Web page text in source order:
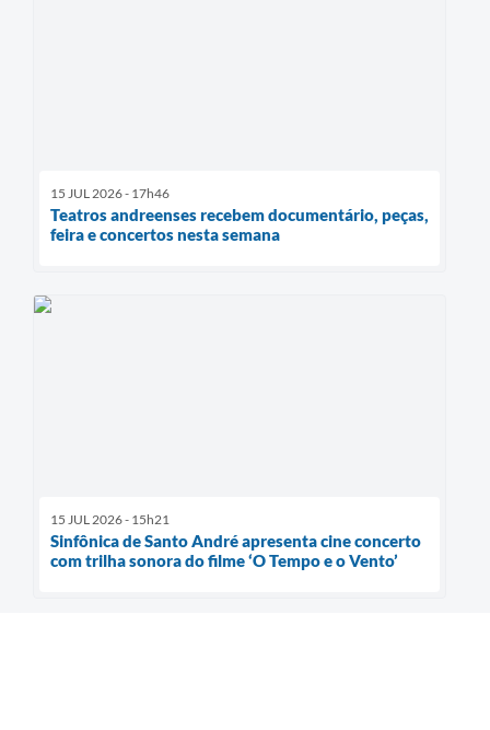
15 JUL 2026 - 17h46
Teatros andreenses recebem documentário, peças,
feira e concertos nesta semana
15 JUL 2026 - 15h21
Sinfônica de Santo André apresenta cine concerto
com trilha sonora do filme ‘O Tempo e o Vento’